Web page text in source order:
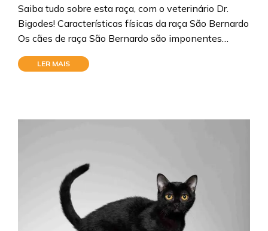
Saiba tudo sobre esta raça, com o veterinário Dr.
Bigodes! Características físicas da raça São Bernardo
Os cães de raça São Bernardo são imponentes…
LER MAIS